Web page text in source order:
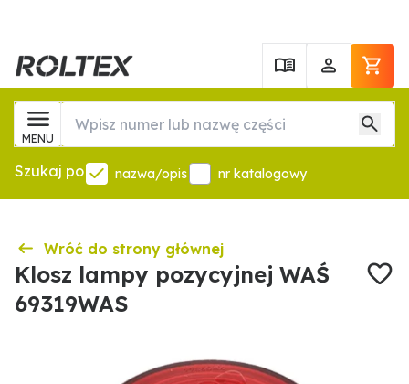
MENU
Szukaj po nazwa/opis nr katalogowy
Wróć do strony głównej
Klosz lampy pozycyjnej WAŚ
69319WAS